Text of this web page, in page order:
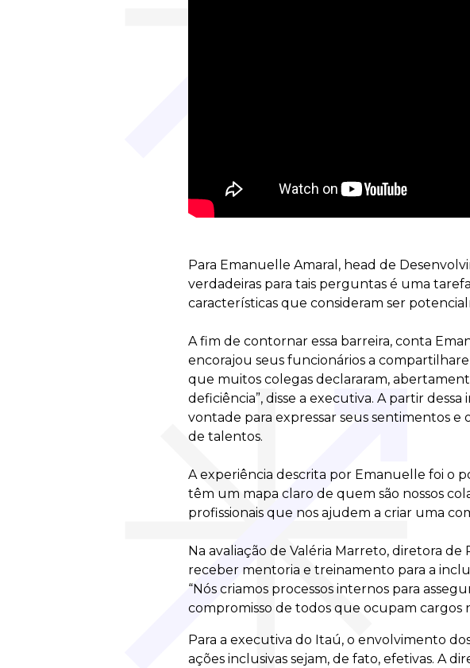
Para Emanuelle Amaral, head de
verdadeiras para tais perguntas é uma
características que consideram ser
A fim de contornar essa barreira, conta
encorajou seus funcionários a
que muitos colegas declararam,
deficiência”, disse a executiva. A partir
vontade para expressar seus sentimentos
de talentos.
A experiência descrita por Emanuelle foi o
têm um mapa claro de quem são nossos
profissionais que nos ajudem a criar uma
Na avaliação de Valéria Marreto, diretora
receber mentoria e treinamento para a
“Nós criamos processos internos para
compromisso de todos que ocupam cargos
Para a executiva do Itaú, o envolvimento
ações inclusivas sejam, de fato, efetivas. A